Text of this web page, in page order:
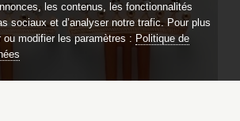
les contenus, les fonctionnalités
sociaux et d’analyser notre trafic. Pour plus
ou modifier les paramètres : Politique de